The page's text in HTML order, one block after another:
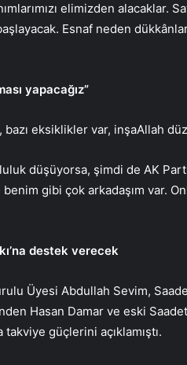
elimizden alacaklar.
Esnaf neden
yapacağız”
bazı eksiklikler var, inşaAllah
düşüyorsa, şimdi de AK
gibi çok arkadaşım var.
destek verecek
Üyesi Abdullah Sevim,
Hasan Damar ve eski
takviye güçlerini açıklamıştı.